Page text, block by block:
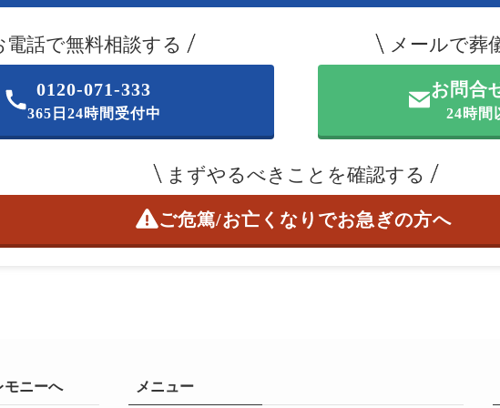
電話で無料相談する
0120-071-333
365日24時間受付中
メールで葬
お問合
24時間
まずやるべきことを確認する
ご危篤/お亡くなりでお急ぎの方へ
モニーへ メニュー